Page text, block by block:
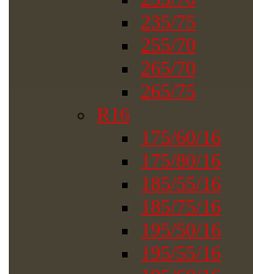
235/75
255/70
265/70
265/75
R16
175/60/16
175/80/16
185/55/16
185/75/16
195/50/16
195/55/16